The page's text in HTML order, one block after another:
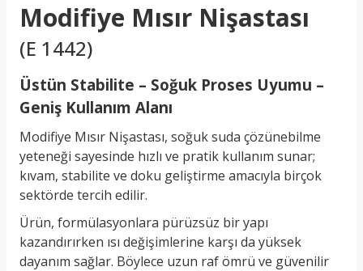
Modifiye Mısır Nişastası
(E 1442)
Üstün Stabilite – Soğuk Proses Uyumu –
Geniş Kullanım Alanı
Modifiye Mısır Nişastası, soğuk suda çözünebilme
yeteneği sayesinde hızlı ve pratik kullanım sunar;
kıvam, stabilite ve doku geliştirme amacıyla birçok
sektörde tercih edilir.
Ürün, formülasyonlara pürüzsüz bir yapı
kazandırırken ısı değişimlerine karşı da yüksek
dayanım sağlar. Böylece uzun raf ömrü ve güvenilir